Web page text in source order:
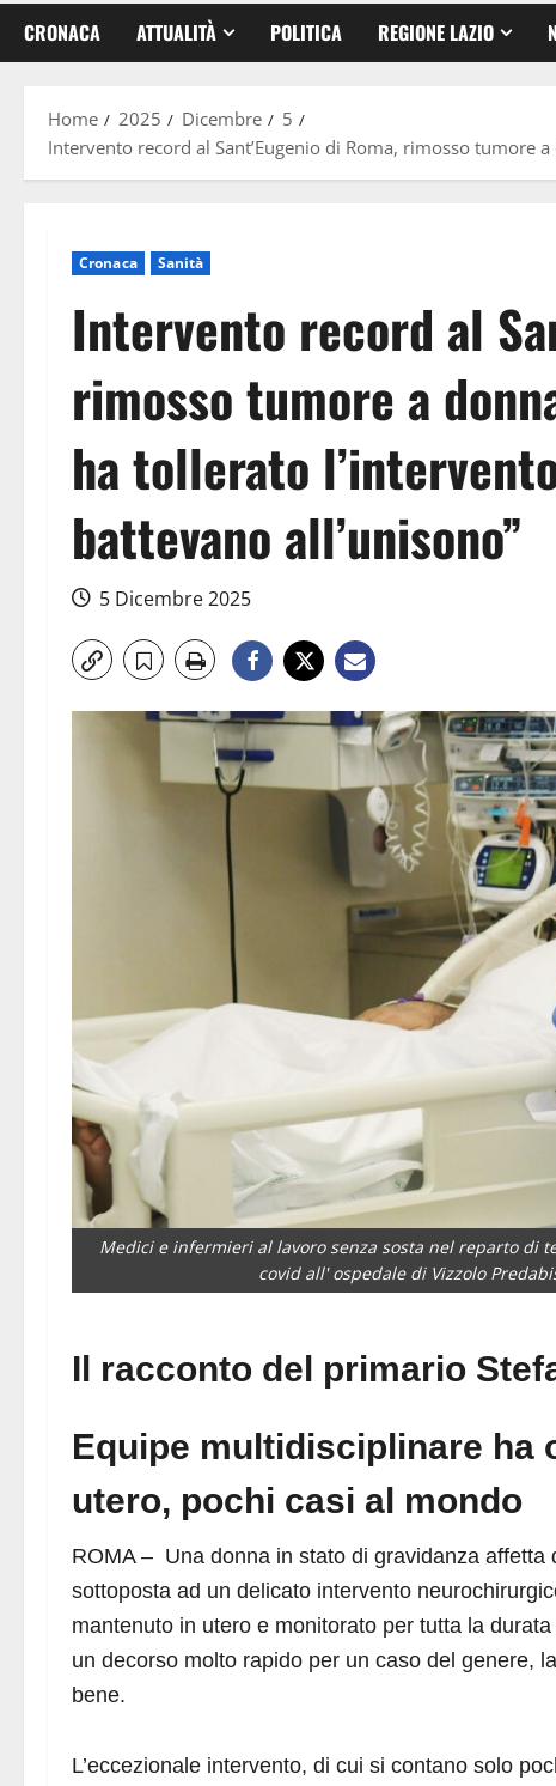
CRONACA ATTUALITÀ POLITICA REGIONE LAZIO
Home 2025 Dicembre
5
Intervento record al Sant’Eugenio di Roma, rimosso tumore
Cronaca Sanità
Intervento record al
rimosso tumore a
ha tollerato
battevano all’unisono”
5 Dicembre 2025
Medici e infermieri al lavoro senza sosta nel reparto di
covid all' ospedale di Vizzolo
Il racconto del primario
Equipe multidisciplinare ha
utero, pochi casi al mondo
ROMA – Una donna in stato di gravidanza affetta
sottoposta ad un delicato intervento
mantenuto in utero e monitorato per tutta la
un decorso molto rapido per un caso del genere,
bene.
L’eccezionale intervento, di cui si contano solo